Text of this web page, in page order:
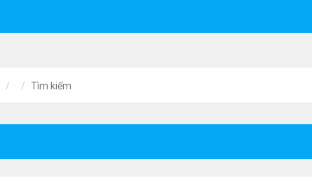
Tìm kiếm